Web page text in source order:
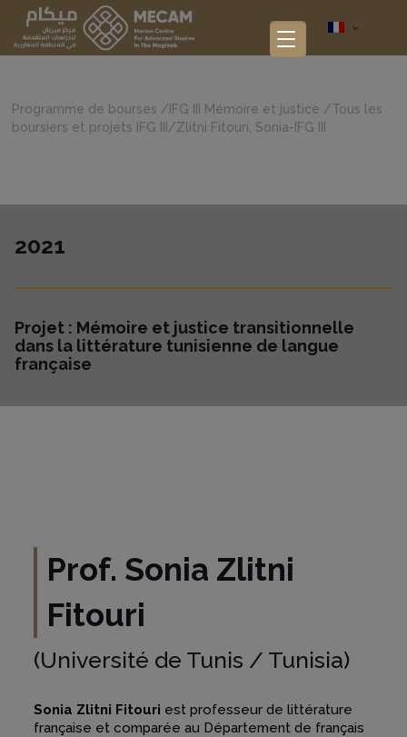
Programme de bourses / IFG III Mémoire et justice /Tous les
boursiers et projets IFG III /Zlitni Fitouri, Sonia-IFG III
2021
Projet : Mémoire et justice transitionnelle
dans la littérature tunisienne de langue
française
Prof. Sonia Zlitni
Fitouri
(Université de Tunis / Tunisia)
Sonia Zlitni Fitouri est professeur de littérature
française et comparée au Département de français